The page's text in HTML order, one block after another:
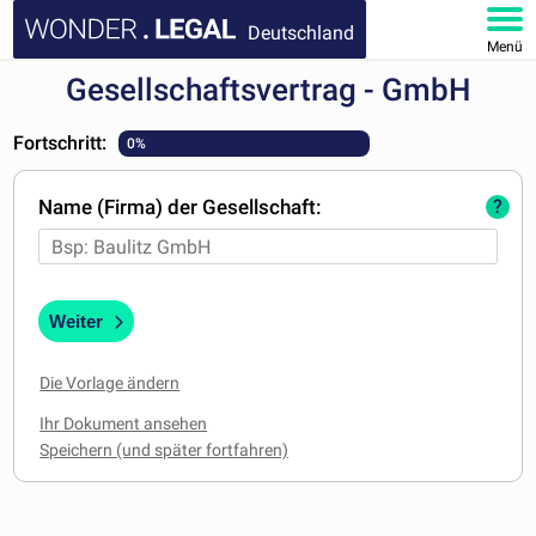
Deutschland
Menü
HOMEPAGE
DOKUMENTE
FAQ
MEIN KONTO
Gesellschaftsvertrag - GmbH
Fortschritt: 0%
Name (Firma) der Gesellschaft: ?
Weiter
Die Vorlage ändern
Ihr Dokument ansehen